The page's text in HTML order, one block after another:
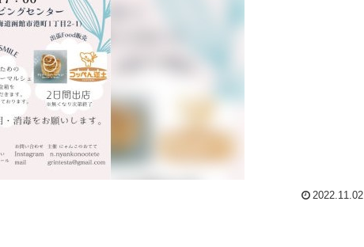
2022.11.02